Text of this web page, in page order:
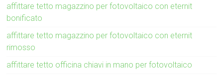
affittare tetto magazzino per fotovoltaico con eternit
bonificato
affittare tetto magazzino per fotovoltaico con eternit
rimosso
affittare tetto officina chiavi in mano per fotovoltaico